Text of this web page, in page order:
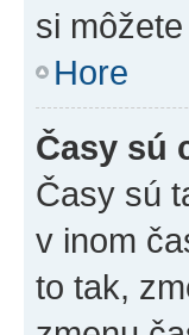
si
Hore
Časy sú
Časy sú
v inom
to tak,